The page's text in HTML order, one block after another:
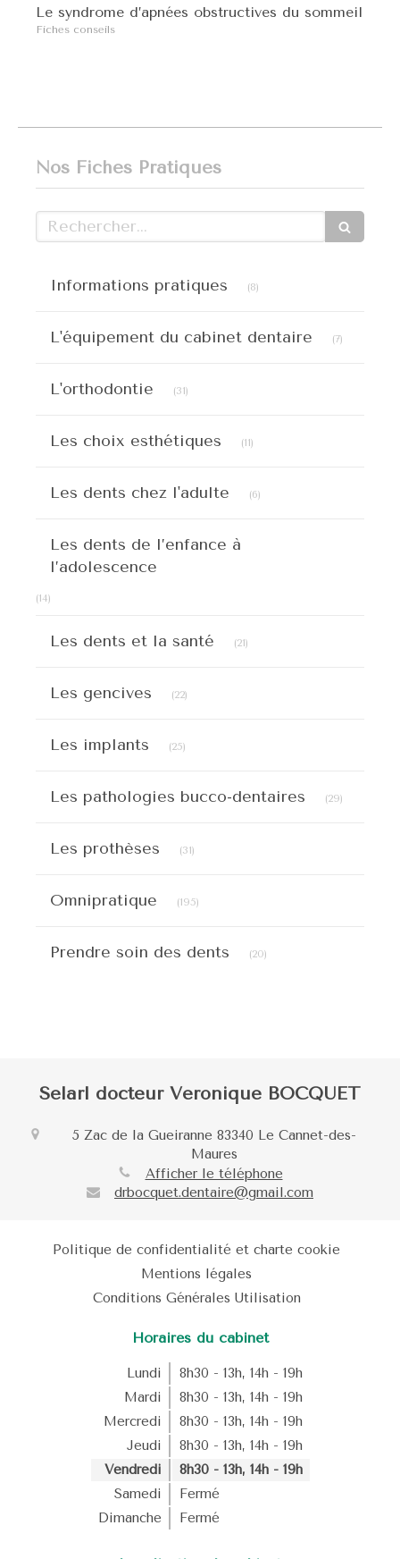
Le syndrome d’apnées obstructives du sommeil
Fiches conseils
Nos Fiches Pratiques
Rechercher
Informations pratiques (8)
L'équipement du cabinet dentaire (7)
L'orthodontie (31)
Les choix esthétiques (11)
Les dents chez l'adulte (6)
Les dents de l’enfance à
l’adolescence
(14)
Les dents et la santé (21)
Les gencives (22)
Les implants (25)
Les pathologies bucco-dentaires (29)
Les prothèses (31)
Omnipratique (195)
Prendre soin des dents (20)
Selarl docteur Veronique BOCQUET
5 Zac de la Gueiranne 83340 Le Cannet-des-
Maures
Afficher le téléphone
drbocquet.dentaire@gmail.com
Politique de confidentialité et charte cookie
Mentions légales
Conditions Générales Utilisation
Horaires du cabinet
Lundi 8h30 - 13h, 14h - 19h
Mardi
8h30 - 13h, 14h - 19h
Mercredi
8h30 - 13h, 14h - 19h
Jeudi
8h30 - 13h, 14h - 19h
Vendredi
8h30 - 13h, 14h - 19h
Samedi
Fermé
Dimanche
Fermé